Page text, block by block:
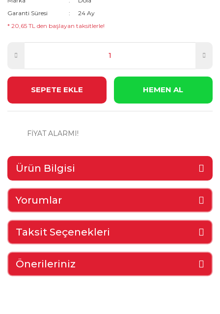
Garanti Süresi
24 Ay
* 20,65 TL den başlayan taksitlerle!
SEPETE EKLE HEMEN AL
FİYAT ALARMI!
Ürün Bilgisi
Yorumlar
Taksit Seçenekleri
Önerileriniz